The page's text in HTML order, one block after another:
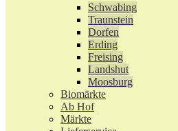
Schwabing
Traunstein
Dorfen
Erding
Freising
Landshut
Moosburg
Biomärkte
Ab Hof
Märkte